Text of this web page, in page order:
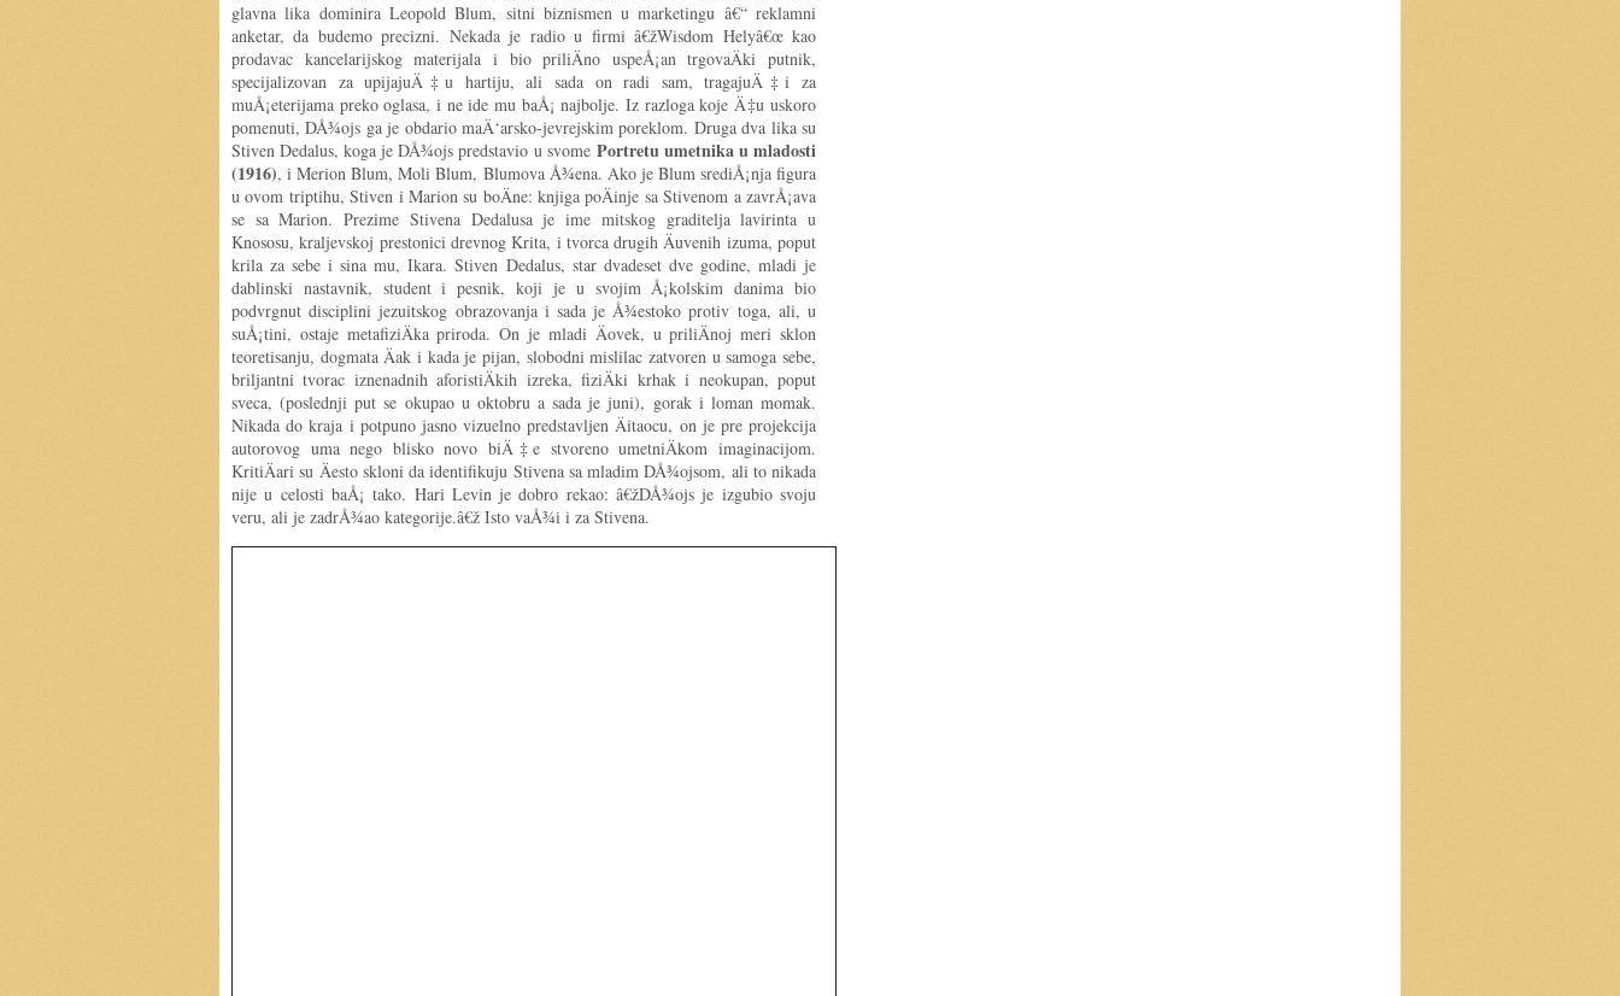
glavna lika dominira Leopold Blum, sitni biznismen u marketingu â€“ reklamni
anketar, da budemo precizni. Nekada je radio u firmi â€žWisdom Helyâ€œ kao
prodavac kancelarijskog materijala i bio priliÄno uspeÅ¡an trgovaÄki putnik,
specijalizovan za upijajuÄ‡u hartiju, ali sada on radi sam, tragajuÄ‡i za
muÅ¡eterijama preko oglasa, i ne ide mu baÅ¡ najbolje. Iz razloga koje Ä‡u uskoro
pomenuti, DÅ¾ojs ga je obdario maÄ‘arsko-jevrejskim poreklom. Druga dva lika su
Stiven Dedalus, koga je DÅ¾ojs predstavio u svome Portretu umetnika u mladosti
(1916), i Merion Blum, Moli Blum, Blumova Å¾ena. Ako je Blum srediÅ¡nja figura
u ovom triptihu, Stiven i Marion su boÄne: knjiga poÄinje sa Stivenom a zavrÅ¡ava
se sa Marion. Prezime Stivena Dedalusa je ime mitskog graditelja lavirinta u
Knososu, kraljevskoj prestonici drevnog Krita, i tvorca drugih Äuvenih izuma, poput
krila za sebe i sina mu, Ikara. Stiven Dedalus, star dvadeset dve godine, mladi je
dablinski nastavnik, student i pesnik, koji je u svojim Å¡kolskim danima bio
podvrgnut disciplini jezuitskog obrazovanja i sada je Å¾estoko protiv toga, ali, u
suÅ¡tini, ostaje metafiziÄka priroda. On je mladi Äovek, u priliÄnoj meri sklon
teoretisanju, dogmata Äak i kada je pijan, slobodni mislilac zatvoren u samoga sebe,
briljantni tvorac iznenadnih aforistiÄkih izreka, fiziÄki krhak i neokupan, poput
sveca, (poslednji put se okupao u oktobru a sada je juni), gorak i loman momak.
Nikada do kraja i potpuno jasno vizuelno predstavljen Äitaocu, on je pre projekcija
autorovog uma nego blisko novo biÄ‡e stvoreno umetniÄkom imaginacijom.
KritiÄari su Äesto skloni da identifikuju Stivena sa mladim DÅ¾ojsom, ali to nikada
nije u celosti baÅ¡ tako. Hari Levin je dobro rekao: â€žDÅ¾ojs je izgubio svoju
veru, ali je zadrÅ¾ao kategorije.â€ž Isto vaÅ¾i i za Stivena.